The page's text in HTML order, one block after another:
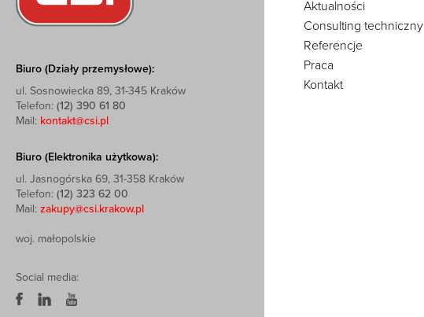
Biuro (Działy przemysłowe):
ul. Sosnowiecka 89, 31-345 Kraków
Telefon: (12) 390 61 80
Mail: kontakt@csi.pl
Biuro (Elektronika użytkowa):
ul. Jasnogórska 69, 31-358 Kraków
Telefon: (12) 323 62 00
Mail: zakupy@csi.krakow.pl
woj. małopolskie
Social media:
Aktualności
Consulting techniczny
Referencje
Praca
Kontakt